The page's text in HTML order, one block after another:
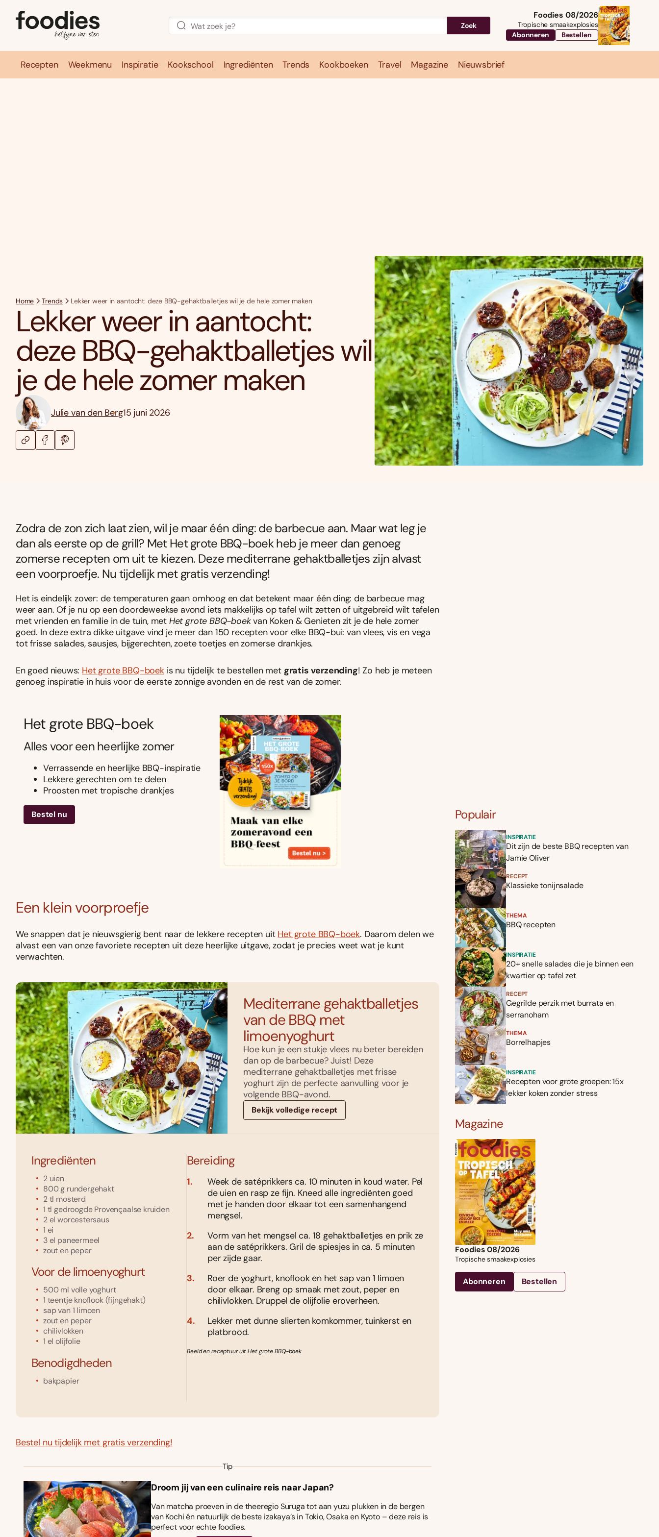
Zoek
Foodies 08/2026
Tropische smaakexplosies
Abonneren
Bestellen
Recepten Weekmenu Inspiratie Kookschool Ingrediënten Trends Kookboeken Travel Magazine Nieuwsbrief
Home Trends Lekker weer in aantocht: deze BBQ-gehaktballetjes wil je de hele zomer maken
Lekker weer in aantocht:
deze BBQ-gehaktballetjes wil
je de hele zomer maken
Julie van den Berg15 juni 2026
Zodra de zon zich laat zien, wil je maar één ding: de barbecue aan. Maar wat leg je
dan als eerste op de grill? Met Het grote BBQ-boek heb je meer dan genoeg
zomerse recepten om uit te kiezen. Deze mediterrane gehaktballetjes zijn alvast
een voorproefje. Nu tijdelijk met gratis verzending!
Het is eindelijk zover: de temperaturen gaan omhoog en dat betekent maar één ding: de barbecue mag
weer aan. Of je nu op een doordeweekse avond iets makkelijks op tafel wilt zetten of uitgebreid wilt tafelen
met vrienden en familie in de tuin, met Het grote BBQ-boekvan Koken & Genieten zit je de hele zomer
goed. In deze extra dikke uitgave vind je meer dan 150 recepten voor elke BBQ-bui: van vlees, vis en vega
tot frisse salades, sausjes, bijgerechten, zoete toetjes en zomerse drankjes.
En goed nieuws: Het grote BBQ-boekis nu tijdelijk te bestellen met gratis verzending! Zo heb je meteen
genoeg inspiratie in huis voor de eerste zonnige avonden en de rest van de zomer.
Het grote BBQ-boek
Alles voor een heerlijke zomer
Verrassende en heerlijke BBQ-inspiratie
Lekkere gerechten om te delen
Proosten met tropische drankjes
Bestel nu
Een klein voorproefje
We snappen dat je nieuwsgierig bent naar de lekkere recepten uit Het grote BBQ-boek. Daarom delen we
alvast een van onze favoriete recepten uit deze heerlijke uitgave, zodat je precies weet wat je kunt
verwachten.
Mediterrane gehaktballetjes
van de BBQ met
limoenyoghurt
Hoe kun je een stukje vlees nu beter bereiden
dan op de barbecue? Juist! Deze
mediterrane gehaktballetjes met frisse
yoghurt zijn de perfecte aanvulling voor je
volgende BBQ-avond.
Bekijk volledige recept
Ingrediënten
2 uien
800g rundergehakt
2tl mosterd
1 tlgedroogde Provençaalse kruiden
2elworcestersaus
1 ei
3el paneermeel
zout en peper
Voor de limoenyoghurt
500 ml volle yoghurt
1 teentje knoflook(fijngehakt)
sap van 1 limoen
zout en peper
chilivlokken
1 elolijfolie
Benodigdheden
bakpapier
Bereiding
Week de satéprikkers ca. 10 minuten in koud water. Pel
de uien en rasp ze fijn. Kneed alle ingrediënten goed
met je handen door elkaar tot een samenhangend
mengsel.
Vorm van het mengsel ca. 18 gehaktballetjes en prik ze
aan de satéprikkers. Gril de spiesjes in ca. 5 minuten
per zijde gaar.
Roer de yoghurt, knoflook en het sap van 1 limoen
door elkaar. Breng op smaak met zout, peper en
chilivlokken. Druppel de olijfolie eroverheen.
Lekker met dunne slierten komkommer, tuinkerst en
platbrood.
Beeld en receptuur uit Het grote BBQ-boek
Bestel nu tijdelijk met gratis verzending!
Tip
Droom jij van een culinaire reis naar Japan?
Van matcha proeven in de theeregio Suruga tot aan yuzu plukken in de bergen
van Kochi én natuurlijk de beste izakaya’s in Tokio, Osaka en Kyoto – deze reis is
perfect voor echte foodies.
Populair
INSPIRATIE
Dit zijn de beste BBQ recepten van
Jamie Oliver
RECEPT
Klassieke tonijnsalade
THEMA
BBQ recepten
INSPIRATIE
20+ snelle salades die je binnen een
kwartier op tafel zet
RECEPT
Gegrilde perzik met burrata en
serranoham
THEMA
Borrelhapjes
INSPIRATIE
Recepten voor grote groepen: 15x
lekker koken zonder stress
Magazine
Foodies 08/2026
Tropische smaakexplosies
Abonneren Bestellen